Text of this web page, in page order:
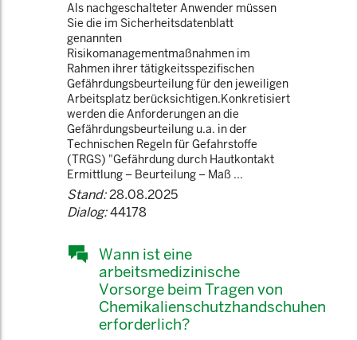
Als nachgeschalteter Anwender müssen
Sie die im Sicherheitsdatenblatt
genannten
Risikomanagementmaßnahmen im
Rahmen ihrer tätigkeitsspezifischen
Gefährdungsbeurteilung für den jeweiligen
Arbeitsplatz berücksichtigen.Konkretisiert
werden die Anforderungen an die
Gefährdungsbeurteilung u.a. in der
Technischen Regeln für Gefahrstoffe
(TRGS) "Gefährdung durch Hautkontakt
Ermittlung – Beurteilung – Maß ...
Stand:28.08.2025
Dialog:44178
Wann ist eine
arbeitsmedizinische
Vorsorge beim Tragen von
Chemikalienschutzhandschuhen
erforderlich?